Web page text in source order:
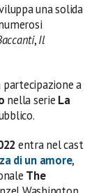
una solida
,Il
partecipazione a
nella serie La
entra nel cast
di un amore,
The